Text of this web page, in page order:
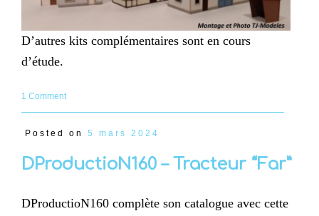
D’autres kits complémentaires sont en cours
d’étude.
1 Comment
Posted on 5 mars 2024
DProductioN160 – Tracteur “Far”
DProductioN160 complète son catalogue avec cette